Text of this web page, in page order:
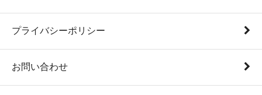
プライバシーポリシー
お問い合わせ